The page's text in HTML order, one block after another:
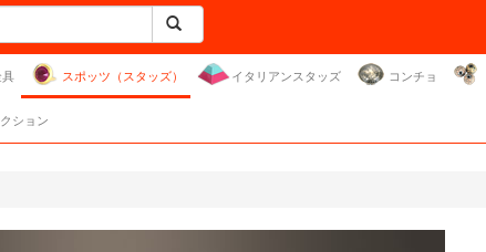
スポッツ（スタッズ） イタリアンスタッズ コンチョ
ション